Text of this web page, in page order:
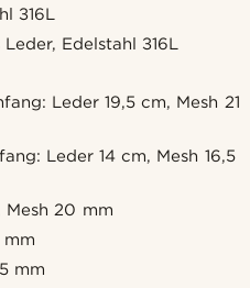
316L
Edelstahl 316L
Leder 19,5 cm, Mesh 21
Leder 14 cm, Mesh 16,5
Mesh 20 mm
mm
mm